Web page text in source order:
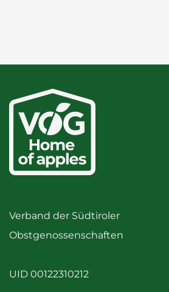
Verband der Südtiroler
Obstgenossenschaften
UID 00122310212